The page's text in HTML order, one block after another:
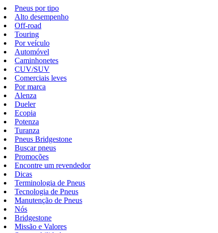
Pneus por tipo
Alto desempenho
Off-road
Touring
Por veículo
Automóvel
Caminhonetes
CUV/SUV
Comerciais leves
Por marca
Alenza
Dueler
Ecopia
Potenza
Turanza
Pneus Bridgestone
Buscar pneus
Promoções
Encontre um revendedor
Dicas
Terminologia de Pneus
Tecnologia de Pneus
Manutenção de Pneus
Nós
Bridgestone
Missão e Valores